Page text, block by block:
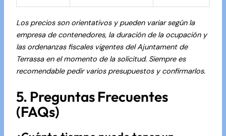
Los precios son orientativos y pueden variar según la
empresa de contenedores, la duración de la ocupación y
las ordenanzas fiscales vigentes del Ajuntament de
Terrassa en el momento de la solicitud. Siempre es
recomendable pedir varios presupuestos y confirmarlos.
5. Preguntas Frecuentes
(FAQs)